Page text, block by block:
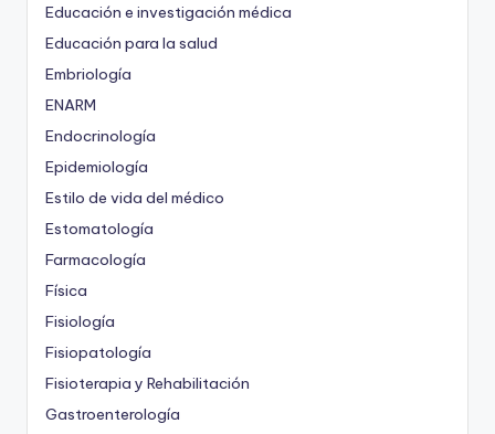
Educación e investigación médica
Educación para la salud
Embriología
ENARM
Endocrinología
Epidemiología
Estilo de vida del médico
Estomatología
Farmacología
Física
Fisiología
Fisiopatología
Fisioterapia y Rehabilitación
Gastroenterología